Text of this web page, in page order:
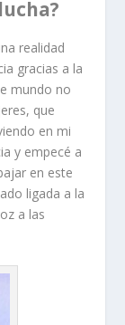
realidad
gracias a la
mundo no
que
en mi
y empecé a
en este
ligada a la
a las